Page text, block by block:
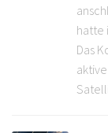
hatte
Das